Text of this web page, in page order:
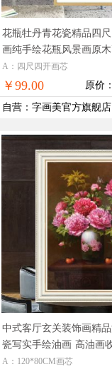
花瓶牡丹青花瓷精品四
画纯手绘花瓶风景画原
装饰玄关花鸟画
A：四尺四开画芯
￥99.00 原价
自营 ： 字画美官方旗舰店
中式客厅玄关装饰画精
瓷写实手绘油画 高油画
装饰油画，现货图片，
A：120*80CM画芯